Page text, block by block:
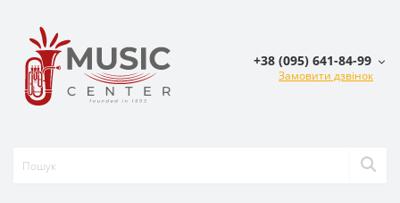
+38 (095) 641-84-99
Замовити дзвінок